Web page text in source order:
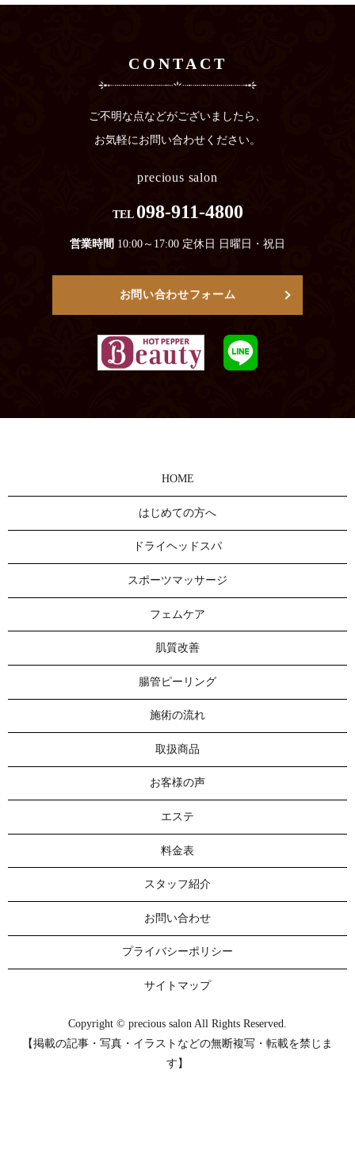
CONTACT
ご不明な点などがございましたら、
お気軽にお問い合わせください。
precious salon
TEL 098-911-4800
営業時間 10:00～17:00 定休日 日曜日・祝日
お問い合わせフォーム
HOME
はじめての方へ
ドライヘッドスパ
スポーツマッサージ
フェムケア
肌質改善
腸管ピーリング
施術の流れ
取扱商品
お客様の声
エステ
料金表
スタッフ紹介
お問い合わせ
プライバシーポリシー
サイトマップ
Copyright © precious salon All Rights Reserved.
【掲載の記事・写真・イラストなどの無断複写・転載を禁じま
す】